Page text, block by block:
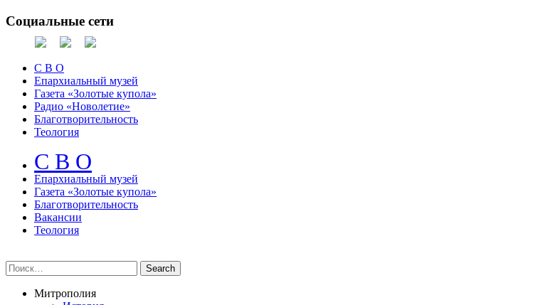
Социальные сети
С В О
Епархиальный музей
Газета «Золотые купола»
Радио «Новолетие»
Благотворительность
Теология
С В О
Епархиальный музeй
Газета «Золотые купола»
Благотворительность
Вакансии
Теология
Митрополия